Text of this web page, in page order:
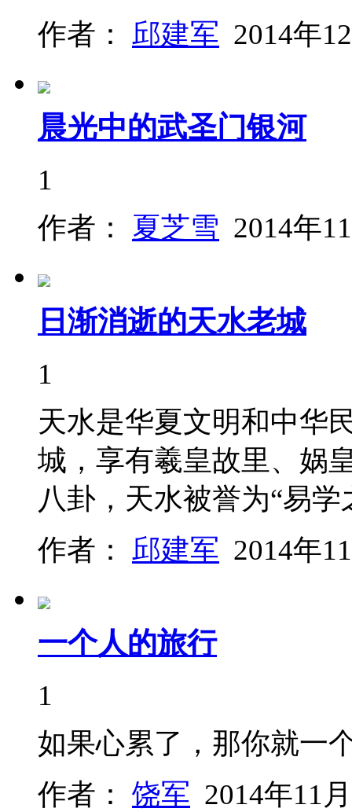
作者： 邱建军 2014年
晨光中的武圣门银河
1
作者： 夏芝雪 2014年
日渐消逝的天水老城
1
天水是华夏文明和中华
城，享有羲皇故里、娲
八卦，天水被誉为“易
作者： 邱建军 2014年
一个人的旅行
1
如果心累了，那你就一
作者： 饶军 2014年11